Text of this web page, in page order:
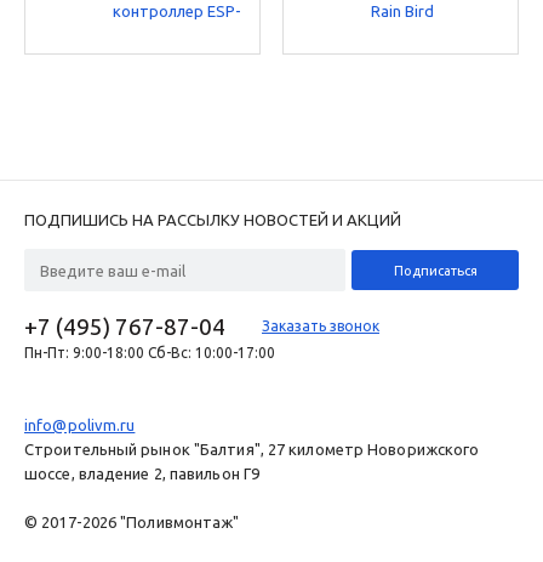
контроллер ESP-
ст. Rain Bird
Rain Bird
ПОДПИШИСЬ НА РАССЫЛКУ НОВОСТЕЙ И АКЦИЙ
+7 (495) 767-87-04
Заказать звонок
Пн-Пт: 9:00-18:00 Сб-Вс: 10:00-17:00
info@polivm.ru
Строительный рынок "Балтия", 27 километр Новорижского
шоссе, владение 2, павильон Г9
© 2017-2026 "Поливмонтаж"